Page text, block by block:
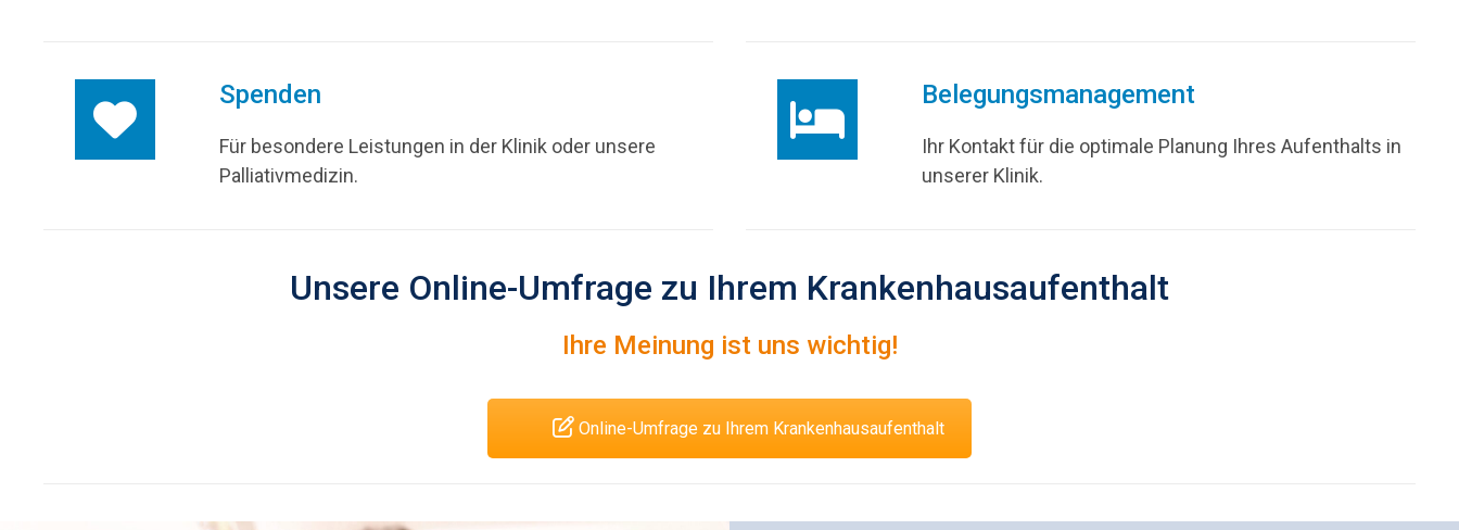
Spenden
Für besondere Leistungen in der Klinik oder unsere
Palliativmedizin.
Belegungsmanagement
Ihr Kontakt für die optimale Planung Ihres Aufenthalts in
unserer Klinik.
Unsere Online-Umfrage zu Ihrem Krankenhausaufenthalt
Ihre Meinung ist uns wichtig!
Online-Umfrage zu Ihrem Krankenhausaufenthalt